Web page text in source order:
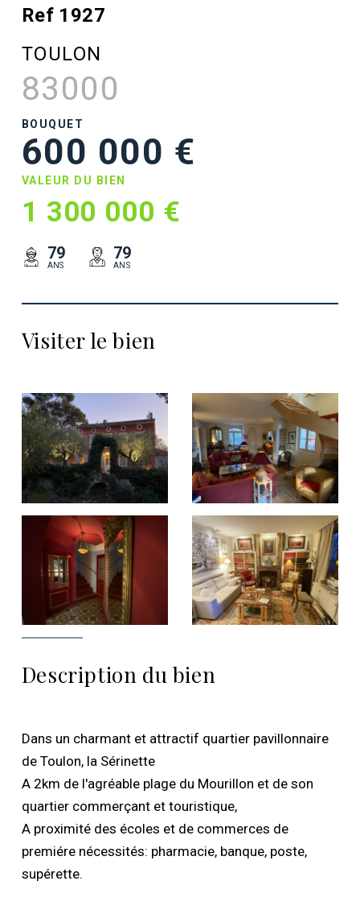
Ref 1927
TOULON
83000
BOUQUET
600 000 €
VALEUR DU BIEN
1 300 000 €
79
ANS
79
ANS
Visiter le bien
Description du bien
Dans un charmant et attractif quartier pavillonnaire
de Toulon, la Sérinette
A 2km de l'agréable plage du Mourillon et de son
quartier commerçant et touristique,
A proximité des écoles et de commerces de
premiére nécessités: pharmacie, banque, poste,
supérette.